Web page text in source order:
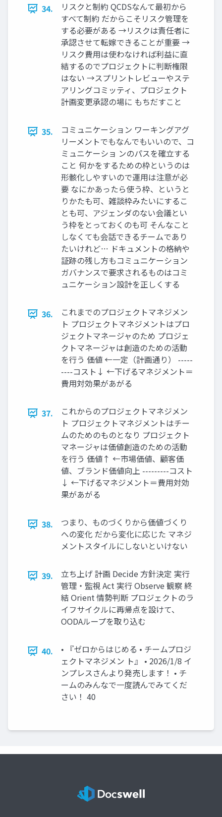
34.
リスクと制約 QCDSなんて最初から
すべて制約 だからこそリスク管理を
する必要がある →リスクは責任者に
承認させて転嫁できることが重要 →
リスク費用は使わなければ利益に直
結するのでプロジェクトに判断権限
はない →スプリントレビューやステ
アリングコミッティ、プロジェクト
計画変更承認の場に もちだすこと
35.
コミュニケーション ワーキングアグ
リーメントでもなんでもいいので、コ
ミュニケーショ ンのパスを確立する
こと 何かをするための枠というのは
形骸化しやすいので運用は注意が必
要 なにかあったら使う枠、というと
りかたも可、雑談枠みたいにするこ
とも可、アジェンダのない会議とい
う枠をとっておくのも可 そんなこと
しなくても会話できるチームであり
たいけれど… ドキュメントの格納や
証跡の残し方もコミュニケーション
ガバナンスで要求されるものはコミ
ュニケーション設計を正しくする
36.
これまでのプロジェクトマネジメン
ト プロジェクトマネジメントはプロ
ジェクトマネージャのため プロジェ
クトマネージャは創造のための活動
を行う 価値 ←一定（計画通り） -----
----コスト↓ ←下げるマネジメント＝
費用対効果があがる
37.
これからのプロジェクトマネジメン
ト プロジェクトマネジメントはチー
ムのためのものとなり プロジェクト
マネージャは価値創造のための活動
を行う 価値↑ ←市場価値、顧客価
値、ブランド価値向上 ---------コスト
↓ ←下げるマネジメント＝費用対効
果があがる
38.
つまり、ものづくりから価値づくり
への変化 だから変化に応じた マネジ
メントスタイルにしないといけない
39.
立ち上げ 計画 Decide 方針決定 実行
管理・監視 Act 実行 Observe 観察 終
結 Orient 情勢判断 プロジェクトのラ
イフサイクルに再帰点を設けて、
OODAループを取り込む
40.
• 『ゼロからはじめる • チームプロジ
ェクトマネジメン ト』 • 2026/1/8 イ
ンプレスさんより発売します！ • チ
ームのみんなで一度読んでみてくだ
さい！ 40